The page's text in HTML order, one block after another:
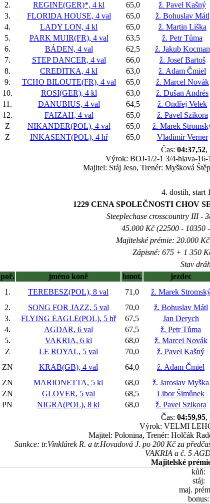
2.
REGINE(GER)*, 4 kl 65,0 ž. Pavel Kašný
3.
FLORIDA HOUSE, 4 val 65,0 ž. Bohuslav Mátl
4.
LADY LON, 4 kl 65,0 ž. Martin Liška
5.
PARK MUIR(FR), 4 val 63,5 ž. Petr Tůma
6.
BÁDEN, 4 val 62,5 ž. Jakub Kocman
7.
STEP DANCER, 4 val 66,0 ž. Josef Bartoš
8.
CREDITKA, 4 kl 63,0 ž. Adam Čmiel
9.
TCHO BILOUTE(FR), 4 val 65,0 ž. Marcel Novák
10.
ROSI(GER), 4 kl 63,0 ž. Dušan Andrés
11.
DANUBIUS, 4 val 64,5 ž. Ondřej Velek
12.
FAIZAH, 4 val 65,0 ž. Pavel Szikora
Z
NIKANDER(POL), 4 val 65,0 ž. Marek
Z
INKASENT(POL), 4 hř 65,0 Vladimír Verner
Čas: 04:37,52,
Výrok: BOJ-1/2-1 3/4-hlava-
Majitel: Stáj Jeso, Trenér: Myšková
4. dostih, start
1229 CENA SPOLEČNOSTI CHOV
Steeplechase crosscountry III -
45.000 Kč (22500 - 10350
Majitelské prémie: 20.000
Zápisné: 675 + 1 350
Stav
poř.
jméno koně hmot. jezdec
1.
TEREBESZ(POL), 8 val 71,0 ž. Marek
2.
SONG FOR JAZZ, 5 val 70,0 ž. Bohuslav Mátl
3.
FLYING EAGLE(POL), 5 hř 67,5 Jan Derych
4.
AGDAR, 6 val 67,5 ž. Petr Tůma
5.
VAKRIA, 6 kl 68,0 ž. Marcel Novák
Z
LE ROYAL, 5 val 70,0 ž. Pavel Kašný
ZN
KRAB(GB), 4 val 64,0 ž. Adam Čmiel
ZN
MARIONETTA, 5 kl 68,0 ž. Jaroslav Myška
ZN
GLOVER, 5 val 68,5 Libor Šimůnek
PN
NIGRA(POL), 8 kl 68,0 ž. Pavel Szikora
Čas: 04:59,95,
Výrok: VELMI
Majitel: Polonina, Trenér: Holčák
Sankce: tr.Vinklárek R. a tr.Hovadová J. po 200 Kč za
VAKRIA a č. 5
Majitelské
kůň:
stáj:
maj.
bonus: